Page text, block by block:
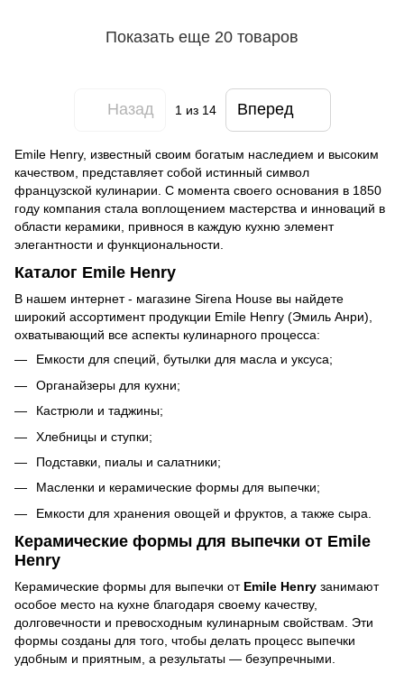
Показать еще 20 товаров
Назад 1 из 14 Вперед
Emile Henry, известный своим богатым наследием и высоким
качеством, представляет собой истинный символ
французской кулинарии. С момента своего основания в 1850
году компания стала воплощением мастерства и инноваций в
области керамики, привнося в каждую кухню элемент
элегантности и функциональности.
Каталог Emile Henry
В нашем интернет - магазине Sirena House вы найдете
широкий ассортимент продукции Emile Henry (Эмиль Анри),
охватывающий все аспекты кулинарного процесса:
Емкости для специй, бутылки для масла и уксуса;
Органайзеры для кухни;
Кастрюли и таджины;
Хлебницы и ступки;
Подставки, пиалы и салатники;
Масленки и керамические формы для выпечки;
Емкости для хранения овощей и фруктов, а также сыра.
Керамические формы для выпечки от Emile
Henry
Керамические формы для выпечки от Emile Henry занимают
особое место на кухне благодаря своему качеству,
долговечности и превосходным кулинарным свойствам. Эти
формы созданы для того, чтобы делать процесс выпечки
удобным и приятным, а результаты — безупречными.